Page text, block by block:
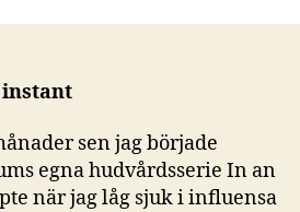
4
månader
senare
sen jag började
egna hudvårdsserie In an
när jag låg sjuk i influensa